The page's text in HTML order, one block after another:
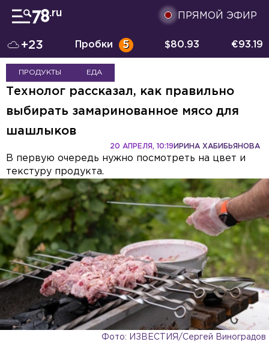
ПРЯМОЙ ЭФИР
+23 Пробки 5 $80.93 €93.19
ПРОДУКТЫ ЕДА
Технолог рассказал, как правильно
выбирать замаринованное мясо для
шашлыков
ИРИНА ХАБИБЬЯНОВА
20 АПРЕЛЯ, 10:19
В первую очередь нужно посмотреть на цвет и
текстуру продукта.
Фото: ИЗВЕСТИЯ/Сергей Виноградов